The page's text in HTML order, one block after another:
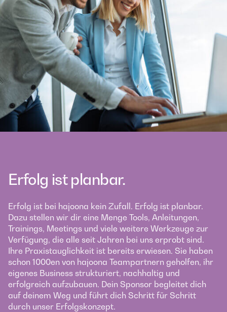
Erfolg ist planbar.
Erfolg ist bei hajoona kein Zufall. Erfolg ist planbar.
Dazu stellen wir dir eine Menge Tools, Anleitungen,
Trainings, Meetings und viele weitere Werkzeuge zur
Verfügung, die alle seit Jahren bei uns erprobt sind.
Ihre Praxistauglichkeit ist bereits erwiesen. Sie haben
schon 1000en von hajoona Teampartnern geholfen, ihr
eigenes Business strukturiert, nachhaltig und
erfolgreich aufzubauen. Dein Sponsor begleitet dich
auf deinem Weg und führt dich Schritt für Schritt
durch unser Erfolgskonzept.